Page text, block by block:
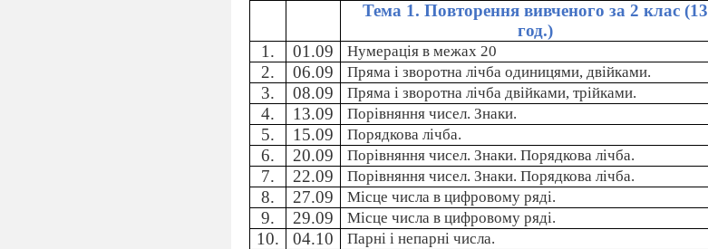
Тема 1. Повторення вивченого за 2 клас (13
год.)
1.
01.09 Нумерація в межах 20
2. 06.09 Пряма і зворотна лічба одиницями, двійками.
3. 08.09 Пряма і зворотна лічба двійками, трійками.
4. 13.09 Порівняння чисел. Знаки.
5. 15.09 Порядкова лічба.
6. 20.09 Порівняння чисел. Знаки. Порядкова лічба.
7. 22.09 Порівняння чисел. Знаки. Порядкова лічба.
8. 27.09 Місце числа в цифровому ряді.
9. 29.09 Місце числа в цифровому ряді.
10. 04.10 Парні і непарні числа.